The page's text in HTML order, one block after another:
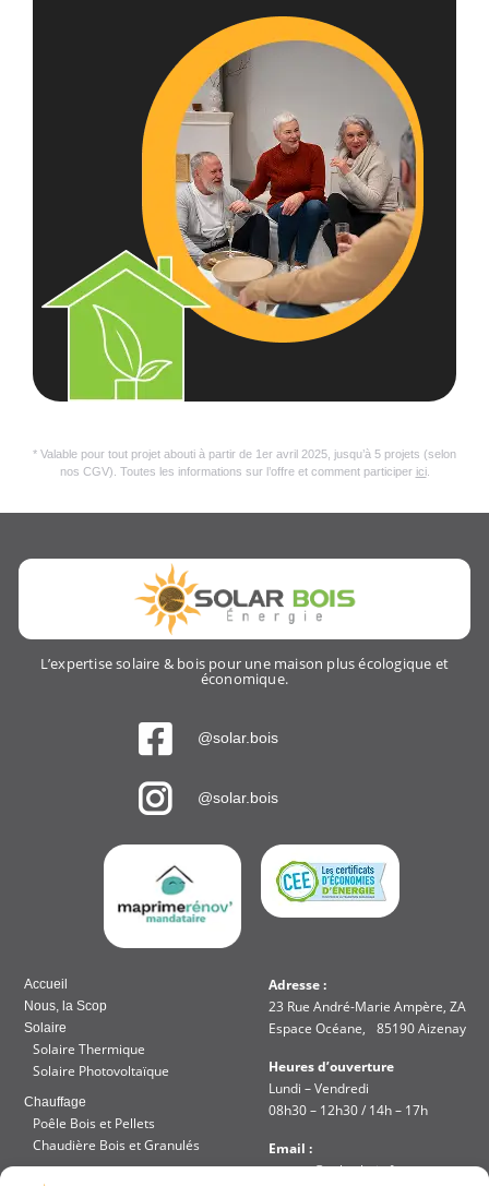
* Valable pour tout projet abouti à partir de 1er avril 2025, jusqu’à 5 projets (selon
nos CGV). Toutes les informations sur l’offre et comment participer ici.
L’expertise solaire & bois pour une maison plus écologique et
économique.
@solar.bois
@solar.bois
Accueil
Nous, la Scop
Solaire
Solaire Thermique
Solaire Photovoltaïque
Chauffage
Poêle Bois et Pellets
Chaudière Bois et Granulés
Adresse :
23 Rue André-Marie Ampère, ZA
Espace Océane, 85190 Aizenay
Heures d’ouverture
Lundi – Vendredi
08h30 – 12h30 / 14h – 17h
Email :
contact@solar-bois.fr